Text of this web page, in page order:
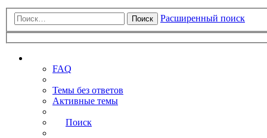
Поиск Расширенный поиск
FAQ
Темы без ответов
Активные темы
Поиск